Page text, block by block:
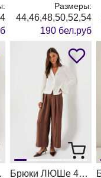
Размеры:
44,46,48,50,52,54
190 бел.руб
Брюки ЛЮШе 4436 коричневый